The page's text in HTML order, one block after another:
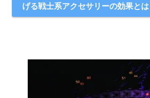
げる戦士系アクセサリーの効果とは